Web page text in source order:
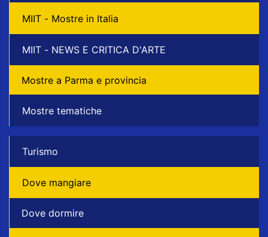
MIIT - Mostre in Italia
MIIT - NEWS E CRITICA D'ARTE
Mostre a Parma e provincia
Mostre tematiche
Turismo
Dove mangiare
Dove dormire